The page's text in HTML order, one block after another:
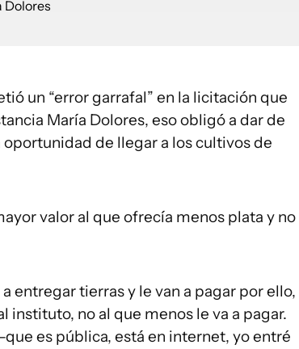
un “error garrafal” en la licitación que
María Dolores, eso obligó a dar de
de llegar a los cultivos de
valor al que ofrecía menos plata y no
entregar tierras y le van a pagar por ello,
instituto, no al que menos le va a pagar.
es pública, está en internet, yo entré